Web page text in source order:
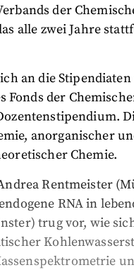
der
alle zwei Jahre
an die
Fonds der
anorganischer
Chemie.
Rentmeister
RNA in
trug vor, wie